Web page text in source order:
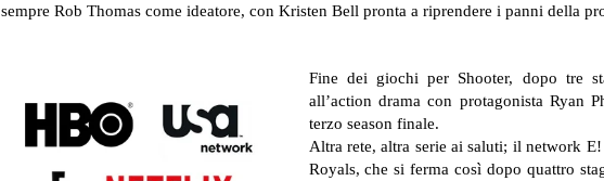
sempre Rob Thomas come ideatore, con Kristen Bell pronta a riprendere i panni della
Fine dei giochi per Shooter, dopo tre
all’action drama con protagonista Ryan
terzo season finale.
Altra rete, altra serie ai saluti; il network
Royals, che si ferma così dopo quattro